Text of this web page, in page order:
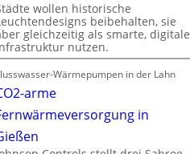
wollen historische
beibehalten, sie
gleichzeitig als smarte, digitale
nutzen.
Wärmepumpen in der Lahn
arme
in